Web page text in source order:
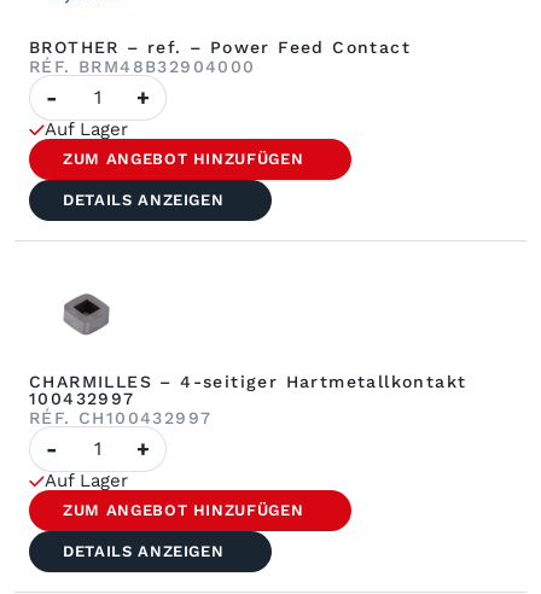
BROTHER – ref. – Power Feed Contact
RÉF. BRM48B32904000
Menge
von
BROTHER
–
ref.
–
Power
Feed
Contact
- +
Auf Lager
ZUM ANGEBOT HINZUFÜGEN
DETAILS ANZEIGEN
CHARMILLES – 4-seitiger Hartmetallkontakt
100432997
RÉF. CH100432997
Anzahl
CHARMILLES
–
4-
seitiger
Hartmetallkontakt
100432997
- +
Auf Lager
ZUM ANGEBOT HINZUFÜGEN
DETAILS ANZEIGEN